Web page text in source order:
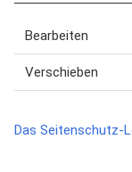
Bearbeiten
Verschieben
Das Seitenschutz-